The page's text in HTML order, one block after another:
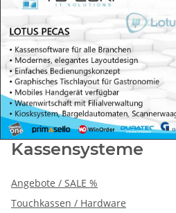
Kassensysteme
Angebote / SALE %
Touchkassen / Hardware